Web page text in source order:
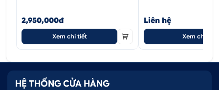
2,950,000đ
Xem chi tiết
Liên hệ
Xem chi tiết
HỆ THỐNG CỬA HÀNG